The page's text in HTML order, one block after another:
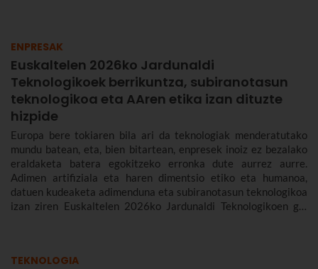
ENPRESAK
Euskaltelen 2026ko Jardunaldi
Teknologikoek berrikuntza, subiranotasun
teknologikoa eta AAren etika izan dituzte
hizpide
Europa bere tokiaren bila ari da teknologiak menderatutako
mundu batean, eta, bien bitartean, enpresek inoiz ez bezalako
eraldaketa batera egokitzeko erronka dute aurrez aurre.
Adimen artifiziala eta haren dimentsio etiko eta humanoa,
datuen kudeaketa adimenduna eta subiranotasun teknologikoa
izan ziren Euskaltelen 2026ko Jardunaldi Teknologikoen gai
TEKNOLOGIA